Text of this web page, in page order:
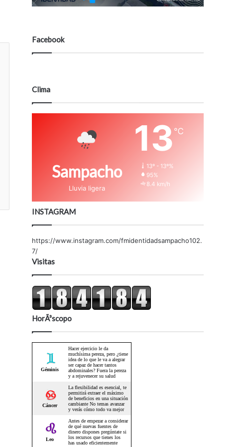
Facebook
Clima
Sampacho
Lluvia ligera
13℃
13º - 13º%
95%
8.4 km/h
INSTAGRAM
https://www.instagram.com/fmidentidadsampacho102.
7/
Visitas
HorÃ³scopo